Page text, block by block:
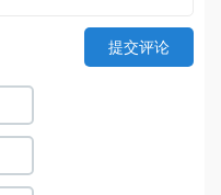
提交评论